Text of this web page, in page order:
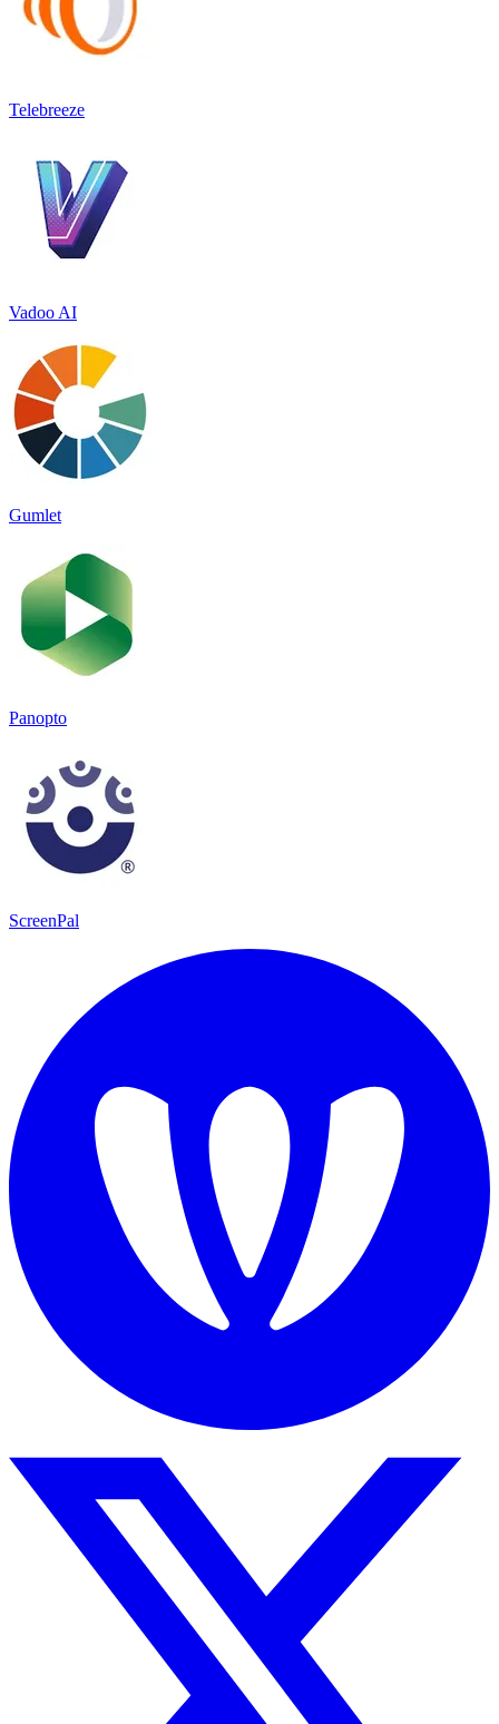
Telebreeze
Vadoo AI
Gumlet
Panopto
ScreenPal